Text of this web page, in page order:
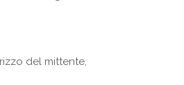
del mittente,